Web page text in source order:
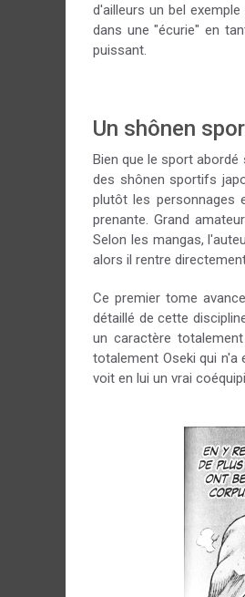
d'ailleurs un bel
dans une "écurie" en
puissant.
Un shônen
Bien que le sport
des shônen sportifs
plutôt les personnages
prenante. Grand
Selon les mangas,
alors il rentre
Ce premier tome
détaillé de cette
un caractère
totalement Oseki qui
voit en lui un vrai